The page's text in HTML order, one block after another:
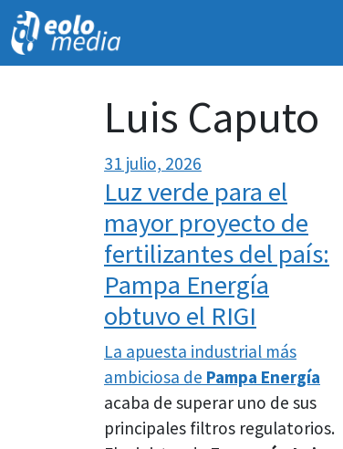
Luis Caputo
31 julio, 2026
Luz verde para el
mayor proyecto de
fertilizantes del país:
Pampa Energía
obtuvo el RIGI
La apuesta industrial más
ambiciosa de Pampa Energía
acaba de superar uno de sus
principales filtros regulatorios.